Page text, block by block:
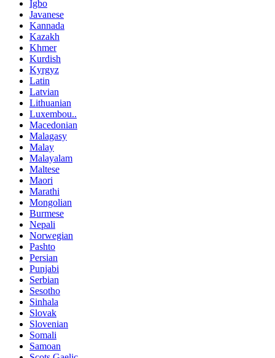
Igbo
Javanese
Kannada
Kazakh
Khmer
Kurdish
Kyrgyz
Latin
Latvian
Lithuanian
Luxembou..
Macedonian
Malagasy
Malay
Malayalam
Maltese
Maori
Marathi
Mongolian
Burmese
Nepali
Norwegian
Pashto
Persian
Punjabi
Serbian
Sesotho
Sinhala
Slovak
Slovenian
Somali
Samoan